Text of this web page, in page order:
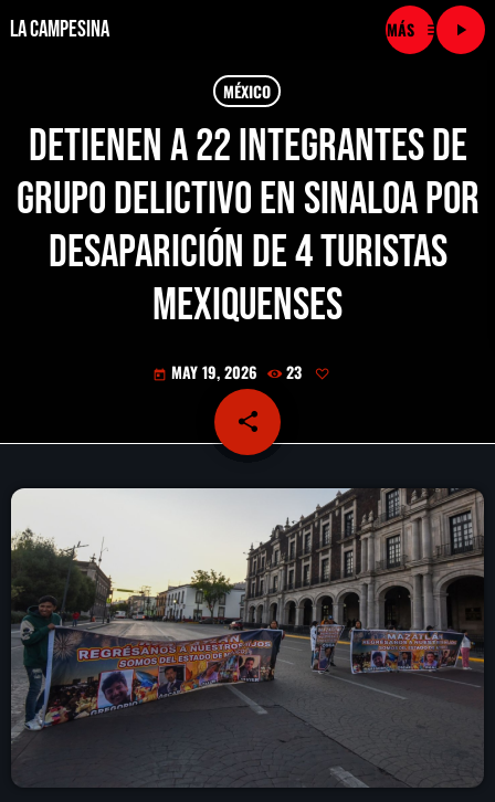
La Campesina menu
play_arrow
play_arrow LA CAMPESINA CADENA
play_arrow LA CAMPESINA 101.9 FM
play_arrow LA CAMPESINA 96.7 FM
LA CAMPESINA GEORGIA
INICIO
MÉXICO
Detienen a 22 integrantes de
grupo delictivo en Sinaloa por
desaparición de 4 turistas
mexiquenses
today MAY 19, 2026 23
share
email